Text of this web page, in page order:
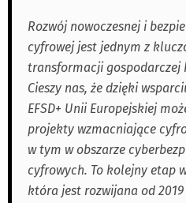
Rozwój nowoczesnej i
cyfrowej jest jednym z
transformacji gospodarczej
Cieszy nas, że dzięki
EFSD+ Unii Europejskiej
projekty wzmacniające
w tym w obszarze
cyfrowych. To kolejny etap
która jest rozwijana od